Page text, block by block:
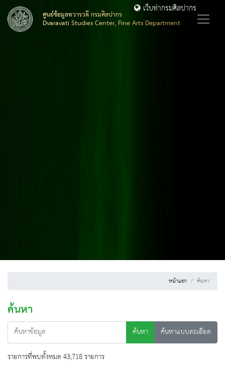
ศูนย์ข้อมูลทวารวดี กรมศิลปากร
Dvaravati Studies Center, Fine Arts Department
เว็บท่ากรมศิลปากร
หน้าแรก ค้นหา
ค้นหา
ค้นหา
ค้นหาแบบละเอียด
รายการที่พบทั้งหมด 43,718 รายการ